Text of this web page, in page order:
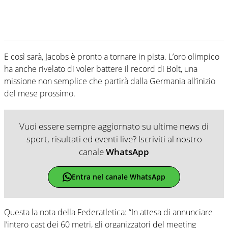
E così sarà, Jacobs è pronto a tornare in pista. L’oro olimpico
ha anche rivelato di voler battere il record di Bolt, una
missione non semplice che partirà dalla Germania all’inizio
del mese prossimo.
Vuoi essere sempre aggiornato su ultime news di
sport, risultati ed eventi live? Iscriviti al nostro
canaleWhatsApp
Entra nel canale WhatsApp
Questa la nota della Federatletica: “In attesa di annunciare
l’intero cast dei 60 metri, gli organizzatori del meeting